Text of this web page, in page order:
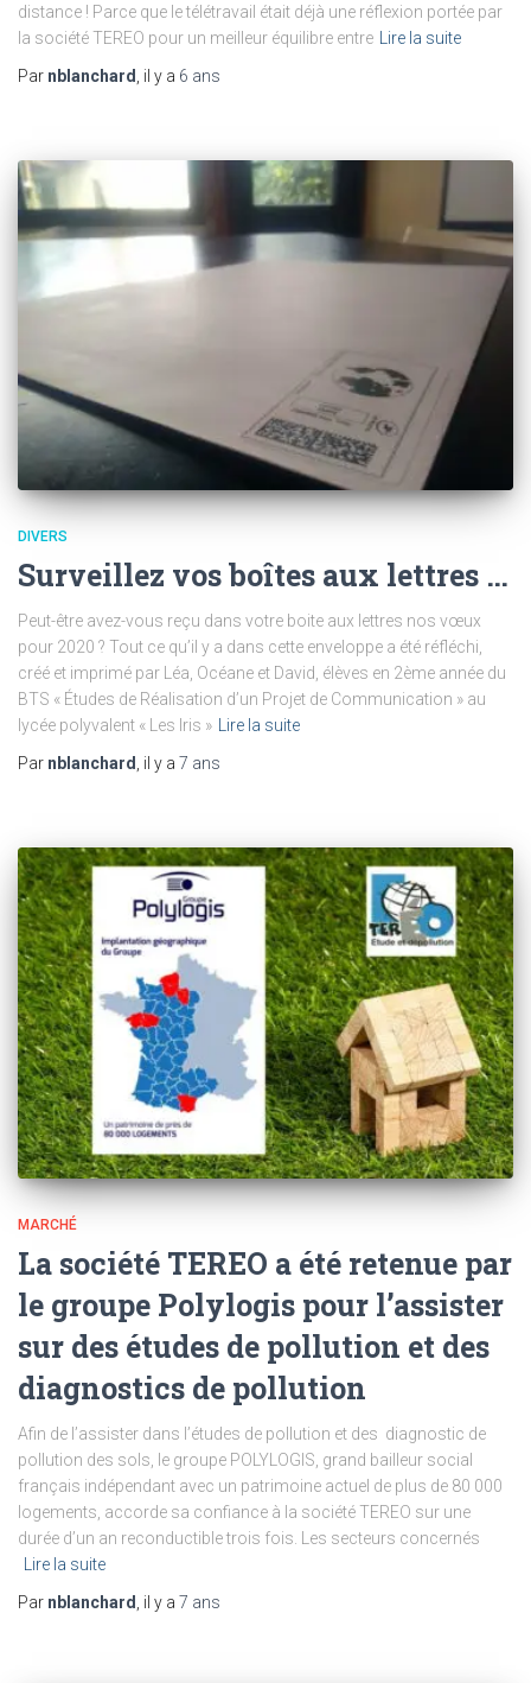
distance ! Parce que le télétravail était déjà une réflexion portée par
la société TEREO pour un meilleur équilibre entre
Lire la suite
Par nblanchard , il y a 6 ans
DIVERS
Surveillez vos boîtes aux lettres …
Peut-être avez-vous reçu dans votre boite aux lettres nos vœux
pour 2020 ? Tout ce qu’il y a dans cette enveloppe a été réfléchi,
créé et imprimé par Léa, Océane et David, élèves en 2ème année du
BTS « Études de Réalisation d’un Projet de Communication » au
lycée polyvalent « Les Iris » Lire la suite
Par nblanchard, il y a 7 ans
MARCHÉ
La société TEREO a été retenue par
le groupe Polylogis pour l’assister
sur des études de pollution et des
diagnostics de pollution
Afin de l’assister dans l’études de pollution et des diagnostic de
pollution des sols, le groupe POLYLOGIS, grand bailleur social
français indépendant avec un patrimoine actuel de plus de 80 000
logements, accorde sa confiance à la société TEREO sur une
durée d’un an reconductible trois fois. Les secteurs concernés
Lire la suite
Par nblanchard , il y a 7 ans